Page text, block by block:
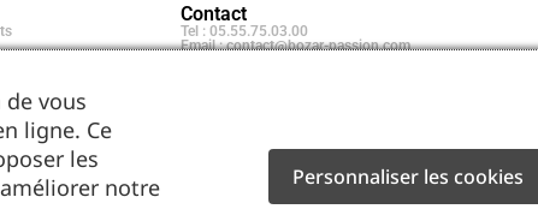
Contact
Tel : 05.55.75.03.00
Email : contact@bozar-passion.com
vous
ligne. Ce
les
notre
Personnaliser les cookies